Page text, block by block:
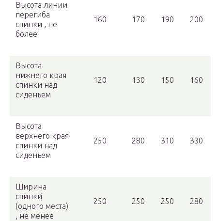
Высота линии
перегиба
спинки , не
более
160 170 190 200
Высота
нижнего края
спинки над
сиденьем
120 130 150 160
Высота
верхнего края
спинки над
сиденьем
250 280 310 330
Ширина
спинки
(одного места)
, не менее
250 250 250 280